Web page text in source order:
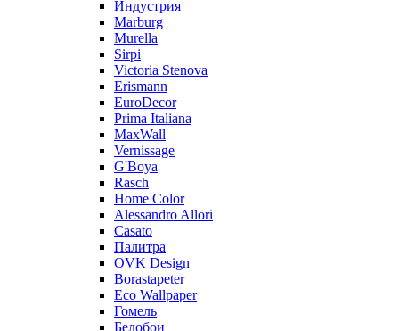
Индустрия
Marburg
Murella
Sirpi
Victoria Stenova
Erismann
EuroDecor
Prima Italiana
MaxWall
Vernissage
G'Boya
Rasch
Home Color
Alessandro Allori
Casato
Палитра
OVK Design
Borastapeter
Eco Wallpaper
Гомель
Белобои